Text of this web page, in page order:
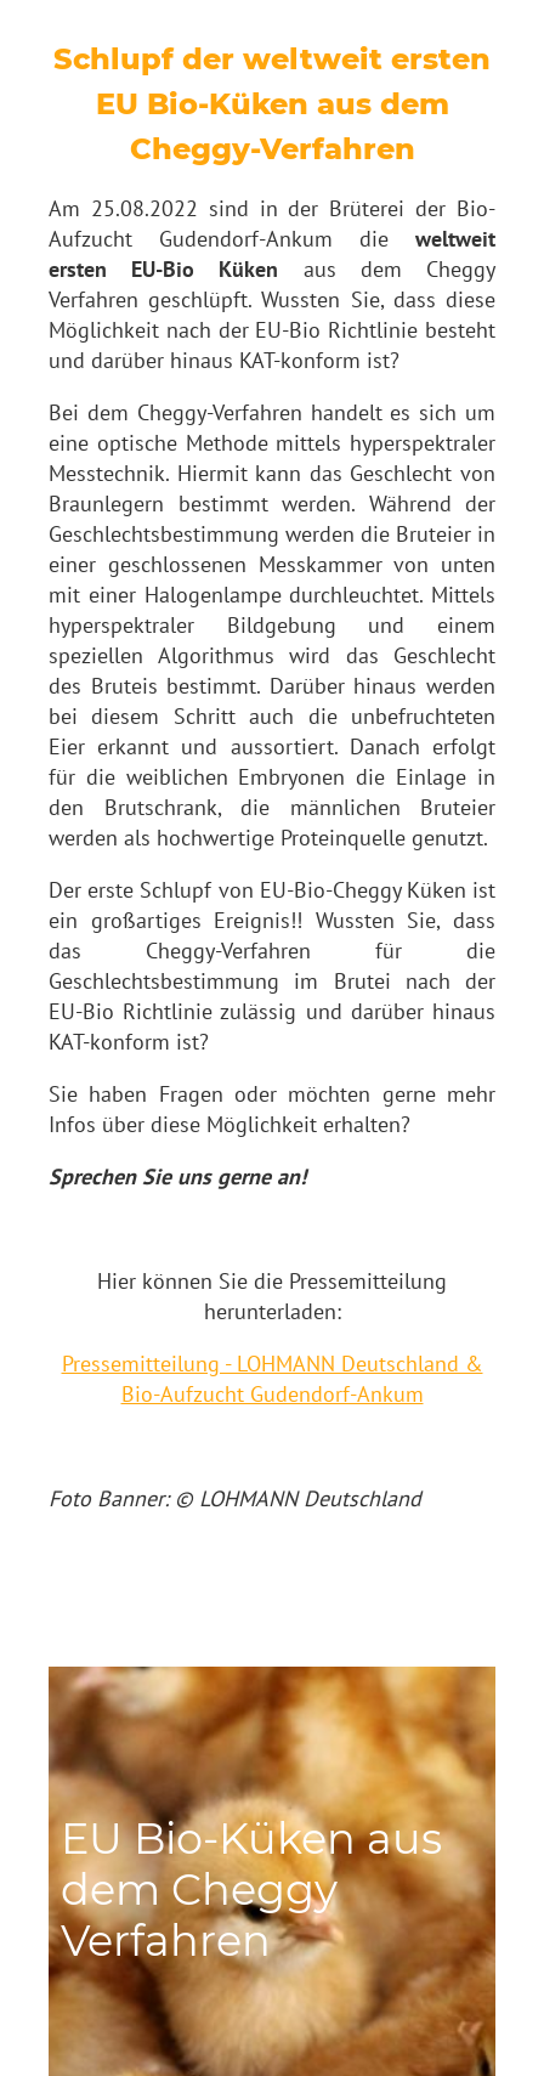
Schlupf der weltweit ersten
EU Bio-Küken aus dem
Cheggy-Verfahren
Am 25.08.2022 sind in der Brüterei der Bio-
Aufzucht Gudendorf-Ankum die weltweit
ersten EU-Bio Küken aus dem Cheggy
Verfahren geschlüpft. Wussten Sie, dass diese
Möglichkeit nach der EU-Bio Richtlinie besteht
und darüber hinaus KAT-konform ist?
Bei dem Cheggy-Verfahren handelt es sich um
eine optische Methode mittels hyperspektraler
Messtechnik. Hiermit kann das Geschlecht von
Braunlegern bestimmt werden. Während der
Geschlechtsbestimmung werden die Bruteier in
einer geschlossenen Messkammer von unten
mit einer Halogenlampe durchleuchtet. Mittels
hyperspektraler Bildgebung und einem
speziellen Algorithmus wird das Geschlecht
des Bruteis bestimmt. Darüber hinaus werden
bei diesem Schritt auch die unbefruchteten
Eier erkannt und aussortiert. Danach erfolgt
für die weiblichen Embryonen die Einlage in
den Brutschrank, die männlichen Bruteier
werden als hochwertige Proteinquelle genutzt.
Der erste Schlupf von EU-Bio-Cheggy Küken ist
ein großartiges Ereignis!! Wussten Sie, dass
das Cheggy-Verfahren für die
Geschlechtsbestimmung im Brutei nach der
EU-Bio Richtlinie zulässig und darüber hinaus
KAT-konform ist?
Sie haben Fragen oder möchten gerne mehr
Infos über diese Möglichkeit erhalten?
Sprechen Sie uns gerne an!
Hier können Sie die Pressemitteilung
herunterladen:
Pressemitteilung - LOHMANN Deutschland &
Bio-Aufzucht Gudendorf-Ankum
Foto Banner: © LOHMANN Deutschland
EU Bio-Küken aus
dem Cheggy
Verfahren